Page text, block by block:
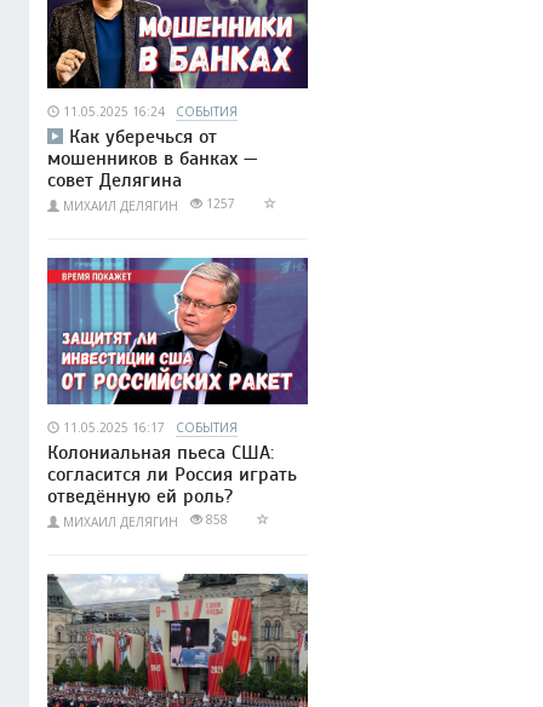
11.05.2025 16:24 СОБЫТИЯ
Как уберечься от
мошенников в банках —
совет Делягина
МИХАИЛ ДЕЛЯГИН 1257
11.05.2025 16:17 СОБЫТИЯ
Колониальная пьеса США:
согласится ли Россия играть
отведённую ей роль?
МИХАИЛ ДЕЛЯГИН 858